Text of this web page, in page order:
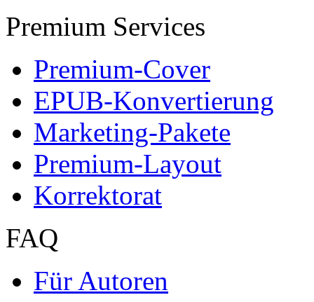
Premium Services
Premium-Cover
EPUB-Konvertierung
Marketing-Pakete
Premium-Layout
Korrektorat
FAQ
Für Autoren